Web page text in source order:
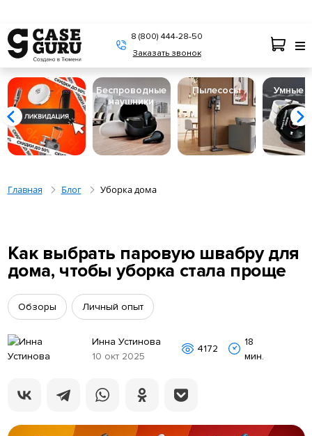
8 (800) 444-28-50
Заказать звонок
Беспроводные
наушники
Пылесосы Умные
Главная Блог Уборка дома
Как выбрать паровую швабру для
дома, чтобы уборка стала проще
Инна Устинова
10 окт 2025
4172
18
мин.
Обзоры Личный опыт